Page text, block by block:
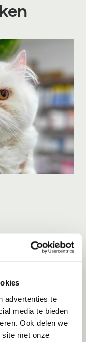
advertenties te
media te bieden
Ook delen we
met onze